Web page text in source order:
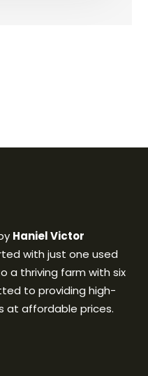
Haniel Victor
with just one used
a thriving farm with six
to providing high-
at affordable prices.